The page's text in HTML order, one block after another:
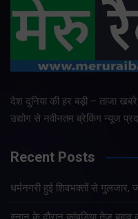
देश दुनिया की हर बड़ी – ताजा
उद्योग से नवीनतम ब्रेकिंग न्यूज
Recent Posts
धर्मनगरी हुई शिवभक्तों से गुलजार,